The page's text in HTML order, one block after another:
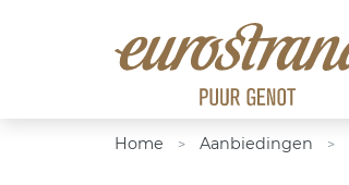
Home > Aanbiedingen >